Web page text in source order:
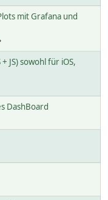
mit Grafana und
JS) sowohl für iOS,
DashBoard